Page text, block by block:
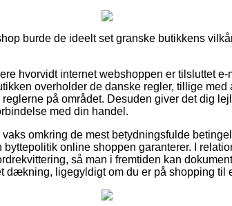
burde de ideelt set granske butikkens
hvorvidt internet webshoppen er tilsluttet
overholder de danske regler, tillige
på området. Desuden giver det dig
med din handel.
omkring de mest betydningsfulde
online shoppen garanterer. I
så man i fremtiden kan
dækning, ligegyldigt om du er på shopping til